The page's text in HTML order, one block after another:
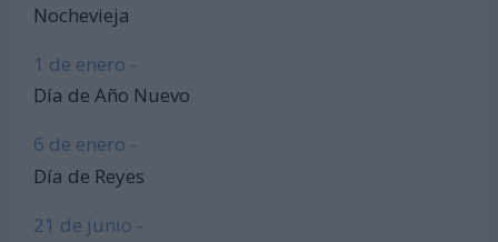
Nochevieja
1 de enero -
Día de Año Nuevo
6 de enero -
Día de Reyes
21 de junio -